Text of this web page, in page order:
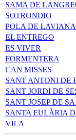
SAMA DE
SOTRONDIO
POLA DE LAVIANA
EL ENTREGO
ES VIVER
FORMENTERA
CAN MISSES
SANT ANTONI DE
SANT JORDI DE
SANT JOSEP DE
SANTA EULÀRIA
VILA